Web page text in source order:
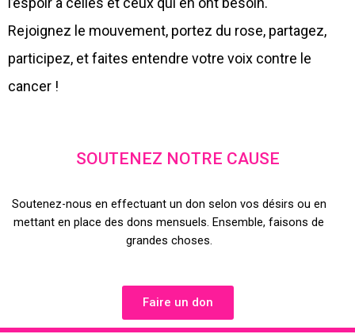
Rejoignez le mouvement, portez du rose, partagez,
participez, et faites entendre votre voix contre le
cancer !
SOUTENEZ NOTRE CAUSE
Soutenez-nous en effectuant un don selon vos désirs ou en
mettant en place des dons mensuels. Ensemble, faisons de
grandes choses.
Faire un don